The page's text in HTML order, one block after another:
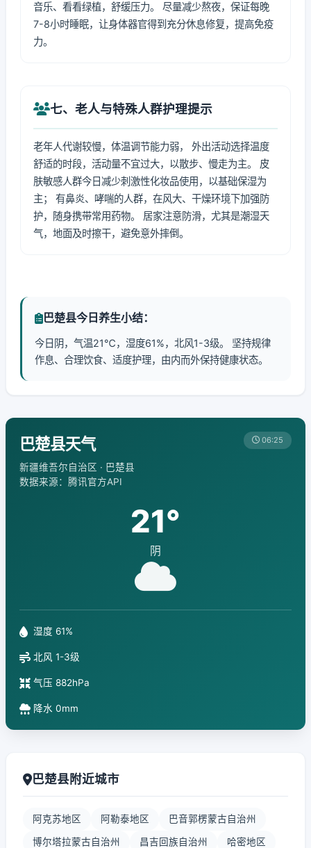
音乐、看看绿植，舒缓压力。 尽量减少熬夜，保证每晚
7-8小时睡眠，让身体器官得到充分休息修复，提高免疫
力。
七、老人与特殊人群护理提示
老年人代谢较慢，体温调节能力弱， 外出活动选择温度
舒适的时段，活动量不宜过大，以散步、慢走为主。 皮
肤敏感人群今日减少刺激性化妆品使用，以基础保湿为
主； 有鼻炎、哮喘的人群，在风大、干燥环境下加强防
护，随身携带常用药物。 居家注意防滑，尤其是潮湿天
气，地面及时擦干，避免意外摔倒。
巴楚县今日养生小结：
今日阴，气温21℃，湿度61%，北风1-3级。 坚持规律
作息、合理饮食、适度护理，由内而外保持健康状态。
巴楚县天气
新疆维吾尔自治区 · 巴楚县
数据来源：腾讯官方API
06:25
21°
阴
湿度 61%
北风 1-3级
气压 882hPa
降水 0mm
巴楚县附近城市
阿克苏地区 阿勒泰地区 巴音郭楞蒙古自治州
博尔塔拉蒙古自治州 昌吉回族自治州 哈密地区